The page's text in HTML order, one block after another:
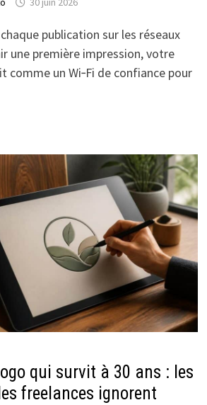
publication sur les réseaux
une première impression, votre
comme un Wi‑Fi de confiance pour
qui survit à 30 ans : les
freelances ignorent